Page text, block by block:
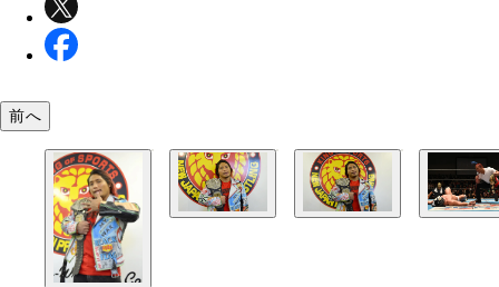
２０１６年１月、髙橋ヒロムはドラゴン・リーの
乱入し挑戦表明。翌日、急遽行なわれた試合では
前へ